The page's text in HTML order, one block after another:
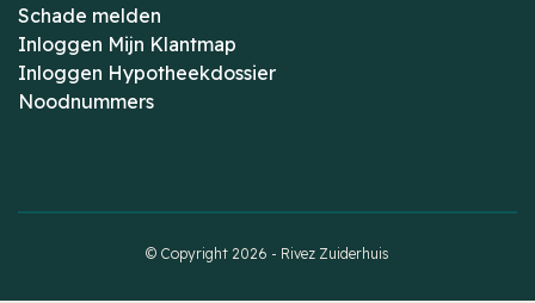
Schade melden
Inloggen Mijn Klantmap
Inloggen Hypotheekdossier
Noodnummers
© Copyright 2026 - Rivez Zuiderhuis